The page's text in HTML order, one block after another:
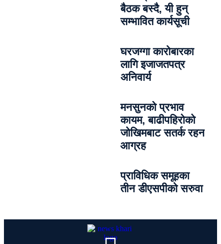
बैठक बस्दै, यी हुन्
सम्भावित कार्यसूची
घरजग्गा कारोबारका
लागि इजाजतपत्र
अनिवार्य
मनसुनको प्रभाव
कायम, बाढीपहिरोको
जोखिमबाट सतर्क रहन
आग्रह
प्राविधिक समूहका
तीन डीएसपीको सरुवा